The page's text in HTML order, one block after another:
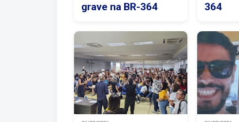
grave na BR-364
364